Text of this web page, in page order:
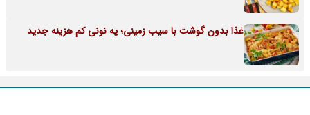
غذا بدون گوشت با سیب زمینی؛ یه نونی کم هزینه جدید